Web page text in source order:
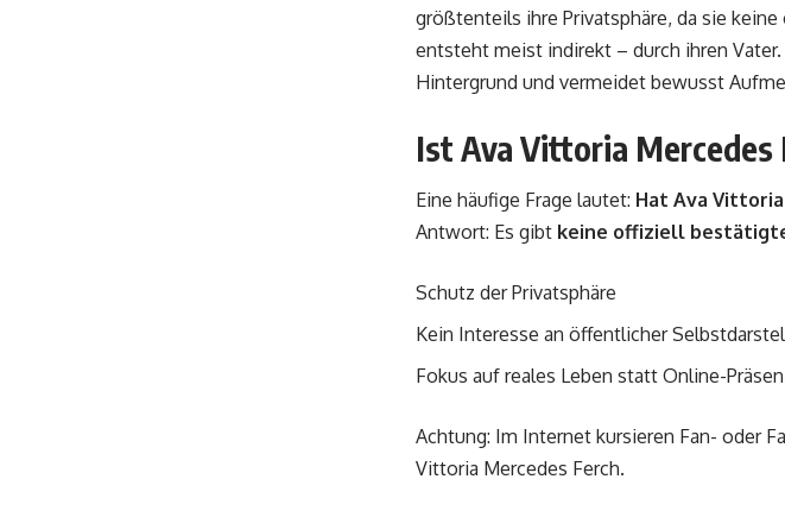
größtenteils ihre Privatsphäre, da sie
entsteht meist indirekt – durch ihren
Hintergrund und vermeidet bewusst
Ist Ava Vittoria Mercedes
Eine häufige Frage lautet: Hat Ava
Antwort: Es gibt keine offiziell
Schutz der Privatsphäre
Kein Interesse an öffentlicher
Fokus auf reales Leben statt Online-
Achtung: Im Internet kursieren Fan- oder
Vittoria Mercedes Ferch.